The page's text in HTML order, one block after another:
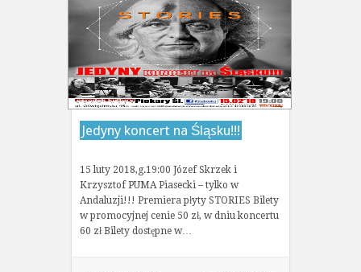
Jedyny koncert na Śląsku!!!
15 luty 2018,g.19:00 Józef Skrzek i
Krzysztof PUMA Piasecki – tylko w
Andaluzji!!! Premiera płyty STORIES Bilety
w promocyjnej cenie 50 zł, w dniu koncertu
60 zł Bilety dostępne w…